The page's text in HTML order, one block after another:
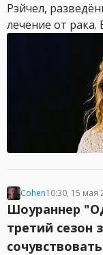
Рэйчел,
лечение от рака.
Cohen10:30, 15 мая
Шоураннер
третий сезон